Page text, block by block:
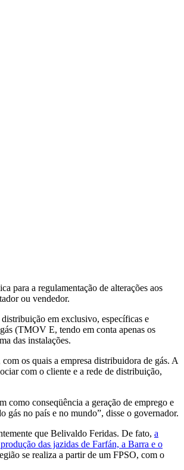
para a regulamentação de alterações aos
ou vendedor.
em exclusivo, específicas e
(TMOV E, tendo em conta apenas os
das instalações.
os quais a empresa distribuidora de gás. A
com o cliente e a rede de distribuição,
como conseqüência a geração de emprego e
gás no país e no mundo”, disse o governador.
que Belivaldo Feridas. De fato, a
das jazidas de Farfán, a Barra e o
se realiza a partir de um FPSO, com o